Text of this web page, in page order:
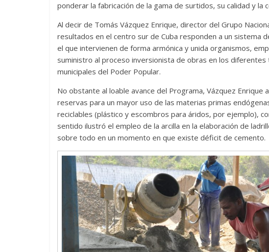
ponderar la fabricación de la gama de surtidos, su calidad y la
Al decir de Tomás Vázquez Enrique, director del Grupo
resultados en el centro sur de Cuba responden a un sistema
el que intervienen de forma armónica y unida organismos,
suministro al proceso inversionista de obras en los
municipales del Poder Popular.
No obstante al loable avance del Programa, Vázquez Enrique
reservas para un mayor uso de las materias primas
reciclables (plástico y escombros para áridos, por ejemplo),
sentido ilustró el empleo de la arcilla en la elaboración de
sobre todo en un momento en que existe déficit de cemento.